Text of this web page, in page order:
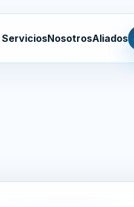
ServiciosNosotrosAliados